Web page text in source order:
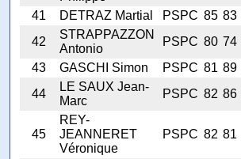
41
DETRAZ Martial PSPC 85 83
42
STRAPPAZZON
Antonio
PSPC 80 74
43
GASCHI Simon PSPC 81 89
44
LE SAUX Jean-
Marc
PSPC 82 86
45
REY-
JEANNERET
Véronique
PSPC 82 81